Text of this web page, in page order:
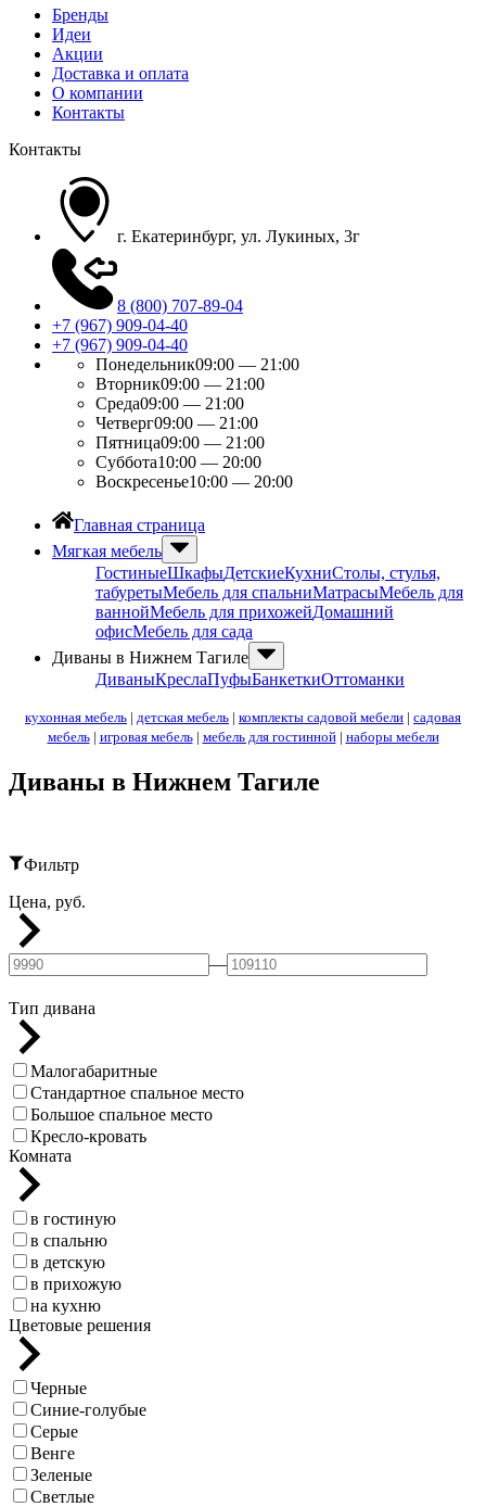
Бренды
Идеи
Акции
Доставка и оплата
О компании
Контакты
Контакты
г. Екатеринбург, ул. Лукиных, 3г
8 (800) 707-89-04
+7 (967) 909-04-40
+7 (967) 909-04-40
Понедельник09:00 — 21:00
Вторник09:00 — 21:00
Среда09:00 — 21:00
Четверг09:00 — 21:00
Пятница09:00 — 21:00
Суббота10:00 — 20:00
Воскресенье10:00 — 20:00
Главная страница
Мягкая мебель
ГостиныеШкафыДетскиеКухниСтолы, стулья,
табуретыМебель для спальниМатрасыМебель для
ваннойМебель для прихожейДомашний
офисМебель для сада
Диваны в Нижнем Тагиле
ДиваныКреслаПуфыБанкеткиОттоманки
кухонная мебель | детская мебель | комплекты садовой мебели | садовая
мебель| игровая мебель| мебель для гостинной| наборы мебели
Диваны в Нижнем Тагиле
Фильтр
Цена, руб.
—
Тип дивана
Малогабаритные
Стандартное спальное место
Большое спальное место
Кресло-кровать
Комната
в гостиную
в спальню
в детскую
в прихожую
на кухню
Цветовые решения
Черные
Синие-голубые
Серые
Венге
Зеленые
Светлые